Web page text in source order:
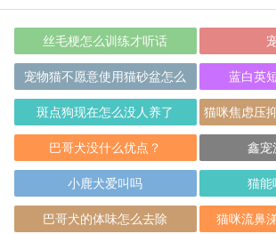
丝毛梗怎么训练才听话
宠物猫不愿意使用猫砂盆怎么
办？
蓝白英
斑点狗现在怎么没人养了
猫咪焦虑压
猫
巴哥犬没什么优点？ 鑫宠
小鹿犬爱叫吗 猫能
巴哥犬的体味怎么去除 猫咪流鼻